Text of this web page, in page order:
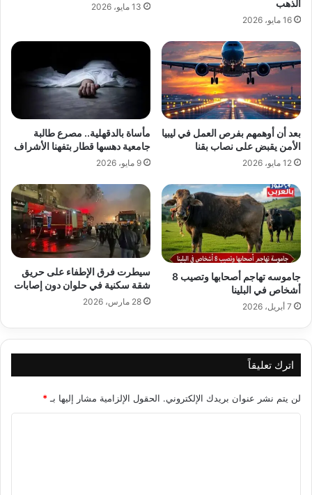
الذهب
16 مايو، 2026
13 مايو، 2026
بعد أن أوهمهم بفرص العمل في ليبيا
الأمن يقبض على نصاب بقنا
12 مايو، 2026
مأساة بالدقهلية.. مصرع طالبة
جامعية دهسها قطار بتفهنا الأشراف
9 مايو، 2026
جاموسه تهاجم أصحابها وتصيب 8
أشخاص في البلينا
7 أبريل، 2026
سيطرت فرق الإطفاء على حريق
شقة سكنية في حلوان دون إصابات
28 مارس، 2026
اترك تعليقاً
لن يتم نشر عنوان بريدك الإلكتروني. الحقول الإلزامية مشار إليها بـ *